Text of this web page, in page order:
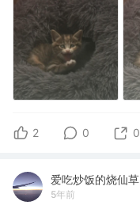
2 0 0
爱吃炒饭的烧仙草
5年前